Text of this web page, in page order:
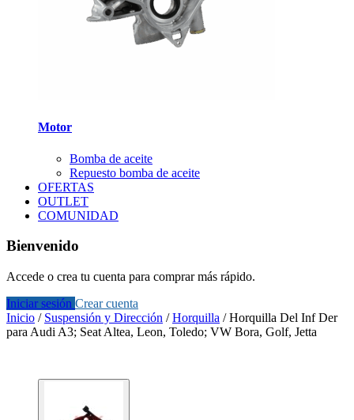
Motor
Bomba de aceite
Repuesto bomba de aceite
OFERTAS
OUTLET
COMUNIDAD
Bienvenido
Accede o crea tu cuenta para comprar más rápido.
Iniciar sesión Crear cuenta
Inicio / Suspensión y Dirección /Horquilla /Horquilla Del Inf Der
para Audi A3; Seat Altea, Leon, Toledo; VW Bora, Golf, Jetta